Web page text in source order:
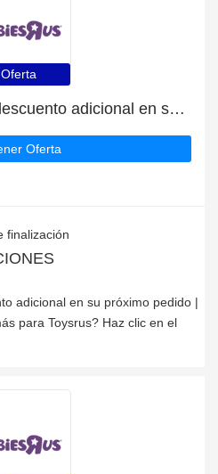
Oferta
Obtenga un 50% de descuento adicional en su próximo pedido | fin en breve
Oferta
finalización
adicional en su próximo pedido |
para Toysrus? Haz clic en el